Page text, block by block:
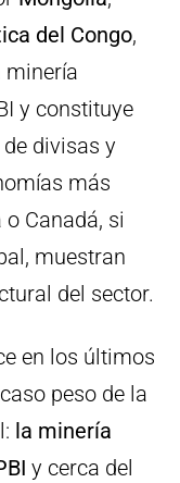
del Congo,
minería
y constituye
divisas y
más
Canadá, si
muestran
del sector.
en los últimos
peso de la
la minería
y cerca del